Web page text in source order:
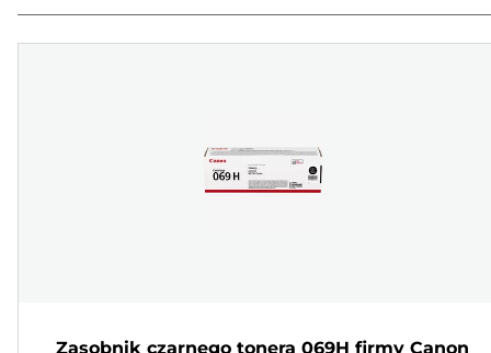
Zasobnik czarnego tonera 069H firmy Canon